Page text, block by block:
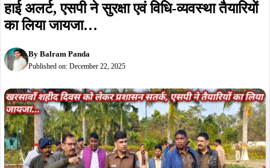
हाई अलर्ट, एसपी ने सुरक्षा एवं विधि-व्यवस्था तैयारियों
का लिया जायजा…
By Balram Panda
Published on: December 22, 2025